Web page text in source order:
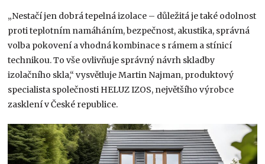
„Nestačí jen dobrá tepelná izolace – důležitá je také odolnost
proti teplotním namáháním, bezpečnost, akustika, správná
volba pokovení a vhodná kombinace s rámem a stínicí
technikou. To vše ovlivňuje správný návrh skladby
izolačního skla,“ vysvětluje Martin Najman, produktový
specialista společnosti HELUZ IZOS, největšího výrobce
zasklení v České republice.